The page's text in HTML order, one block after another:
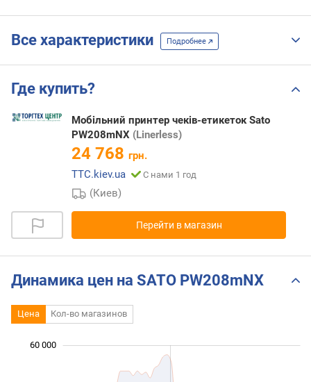
Все характеристики Подробнее
Где купить?
Мобільний принтер чеків-етикеток Sato
PW208mNX (Linerless)
24 768 грн.
TTC.kiev.ua
С нами 1 год
(Киев)
Перейти в магазин
Динамика цен на SATO PW208mNX
Цена Кол-во магазинов
60 000